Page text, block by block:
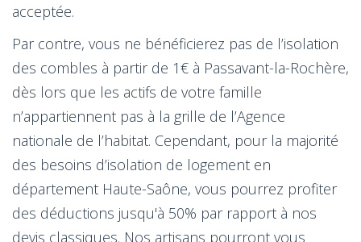
acceptée.
Par contre, vous ne bénéficierez pas de l’isolation
des combles à partir de 1€ à Passavant-la-Rochère,
dès lors que les actifs de votre famille
n’appartiennent pas à la grille de l’Agence
nationale de l’habitat. Cependant, pour la majorité
des besoins d’isolation de logement en
département Haute-Saône, vous pourrez profiter
des déductions jusqu'à 50% par rapport à nos
devis classiques. Nos artisans pourront vous